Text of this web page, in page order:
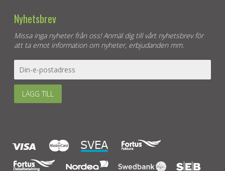
Nyhetsbrev
Missa inga nyheter från oss! Anmäl dig till vårt nyhetsbrev för
att ta emot information om nyheter, erbjudanden mm.
LÄGG TILL